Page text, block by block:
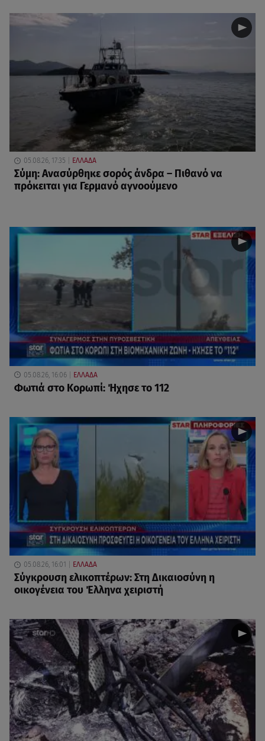
05.08.26, 17:35 ΕΛΛΑΔΑ
Σύμη: Ανασύρθηκε σορός άνδρα – Πιθανό να
πρόκειται για Γερμανό αγνοούμενο
05.08.26, 16:06 ΕΛΛΑΔΑ
Φωτιά στο Κορωπί: Ήχησε το 112
05.08.26, 16:01 ΕΛΛΑΔΑ
Σύγκρουση ελικοπτέρων: Στη Δικαιοσύνη η
οικογένεια του Έλληνα χειριστή